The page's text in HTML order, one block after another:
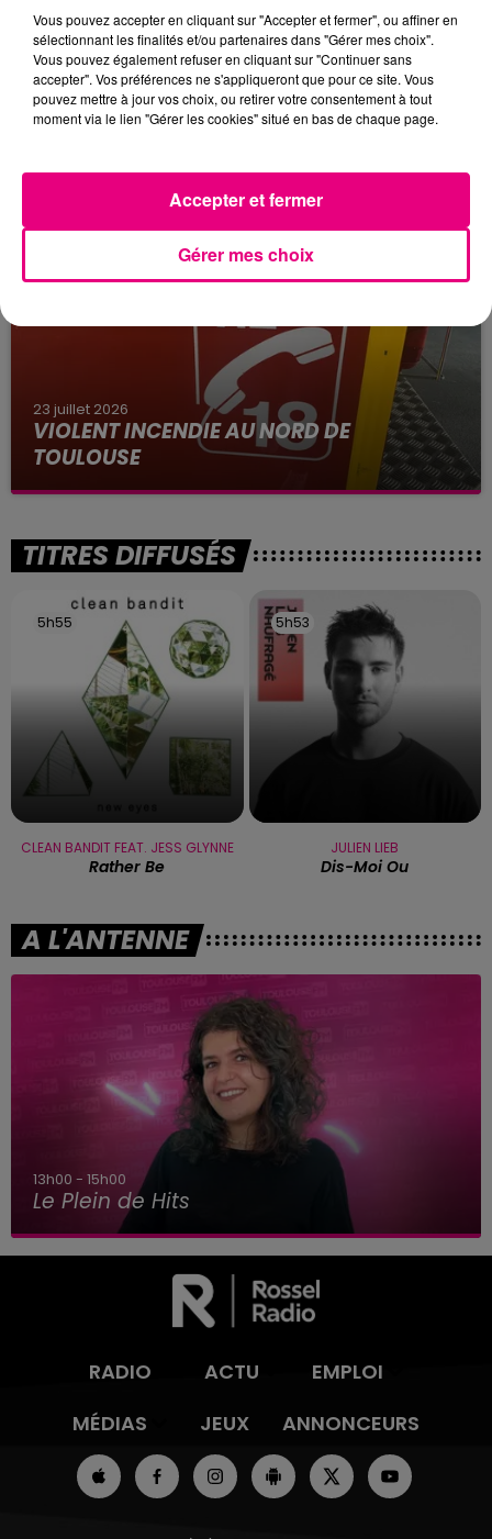
HABITATIONS ÉVACUÉES FACE À...
Alors que la Haute-Garonne est en vigilance
rouge pour risque très élevé de feux de forêt, un
nouvel incendie spectaculaire s'est déclaré ce
vendredi...
23 juillet 2026
VIOLENT INCENDIE AU NORD DE
TOULOUSE
La Haute-Garonne sera placé en alerte rouge
de forêt.
TITRES DIFFUSÉS
5h55
5h55
CLEAN BANDIT FEAT. JESS GLYNNE
Rather Be
5h53
5h53
JULIEN LIEB
Dis-Moi Ou
A L'ANTENNE
13h00 - 15h00
Le Plein de Hits
RADIO ACTU
EMPLOI
MÉDIAS
JEUX ANNONCEURS
Vous pouvez accepter en cliquant sur "Accepter et fermer", ou affiner en
sélectionnant les finalités et/ou partenaires dans "Gérer mes choix".
Vous pouvez également refuser en cliquant sur "Continuer sans
accepter". Vos préférences ne s'appliqueront que pour ce site. Vous
pouvez mettre à jour vos choix, ou retirer votre consentement à tout
moment via le lien "Gérer les cookies" situé en bas de chaque page.
Gérer mes choix
Accepter et fermer